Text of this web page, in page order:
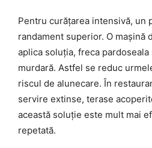
Pentru curățarea intensivă, un
randament superior. O mașină
aplica soluția, freca
murdară. Astfel se reduc
riscul de alunecare. În
servire extinse, terase
această soluție este mult mai
repetată.